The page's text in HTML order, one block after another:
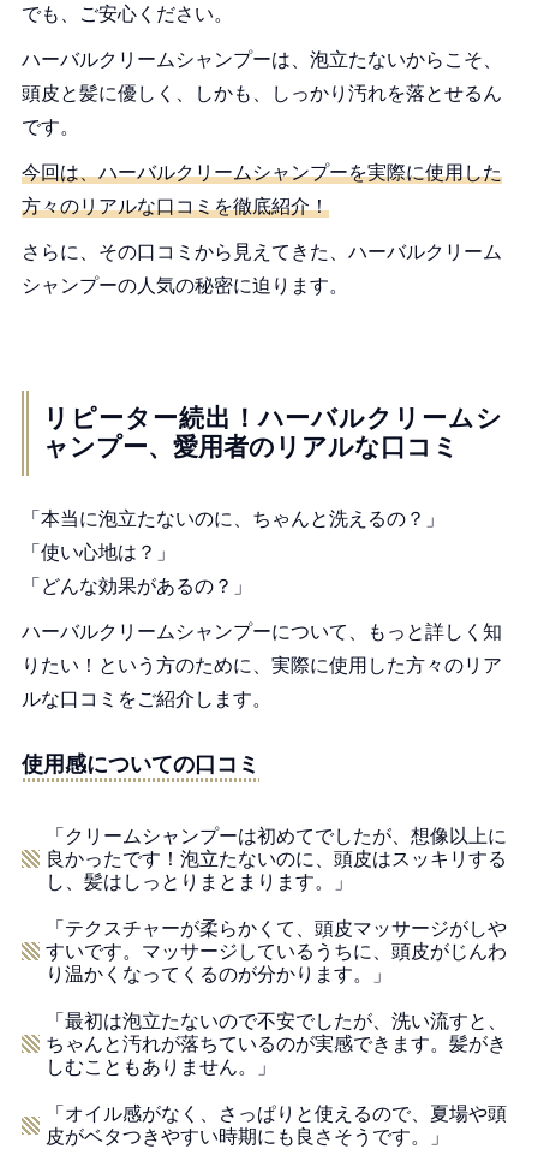
でも、ご安心ください。
ハーバルクリームシャンプーは、泡立たないからこそ、
頭皮と髪に優しく、しかも、しっかり汚れを落とせるん
です。
今回は、ハーバルクリームシャンプーを実際に使用した
方々のリアルな口コミを徹底紹介！
さらに、その口コミから見えてきた、ハーバルクリーム
シャンプーの人気の秘密に迫ります。
リピーター続出！ハーバルクリームシ
ャンプー、愛用者のリアルな口コミ
「本当に泡立たないのに、ちゃんと洗えるの？」
「使い心地は？」
「どんな効果があるの？」
ハーバルクリームシャンプーについて、もっと詳しく知
りたい！という方のために、実際に使用した方々のリア
ルな口コミをご紹介します。
使用感についての口コミ
「クリームシャンプーは初めてでしたが、想像以上に
良かったです！泡立たないのに、頭皮はスッキリする
し、髪はしっとりまとまります。」
「テクスチャーが柔らかくて、頭皮マッサージがしや
すいです。マッサージしているうちに、頭皮がじんわ
り温かくなってくるのが分かります。」
「最初は泡立たないので不安でしたが、洗い流すと、
ちゃんと汚れが落ちているのが実感できます。髪がき
しむこともありません。」
「オイル感がなく、さっぱりと使えるので、夏場や頭
皮がベタつきやすい時期にも良さそうです。」